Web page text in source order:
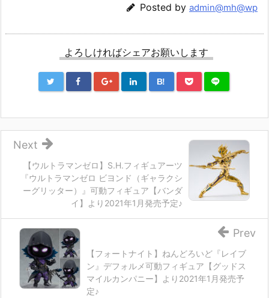
Posted by admin@mh@wp
よろしければシェアお願いします
B!
【ウルトラマンゼロ】S.H.フィギュアーツ
『ウルトラマンゼロ ビヨンド（ギャラクシ
ーグリッター）』可動フィギュア【バンダ
イ】より2021年1月発売予定♪
Next
【フォートナイト】ねんどろいど『レイブ
ン』デフォルメ可動フィギュア【グッドス
マイルカンパニー】より2021年1月発売予
定♪
Prev